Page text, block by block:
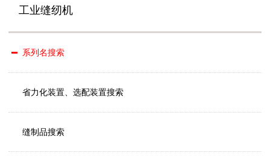
工业缝纫机
系列名搜索
省力化装置、选配装置搜索
缝制品搜索